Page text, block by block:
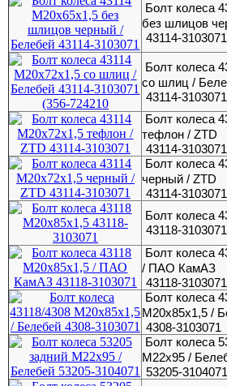
Болт колеса
без шлицов
43114-3103071
Болт колеса
со шлиц /
43114-
Болт колеса
тефлон / ZTD
43114-3103071
Болт колеса
черный / ZTD
43114-3103071
Болт колеса
43118-3103071
Болт колеса
/ ПАО КамАЗ
43118-3103071
Болт колеса
М20х85х1,5 /
4308-3103071
Болт колеса
М22х95 /
53205-3104071